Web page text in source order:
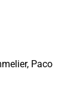
Paco